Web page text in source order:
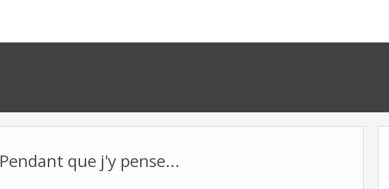
Pendant que j'y pense...